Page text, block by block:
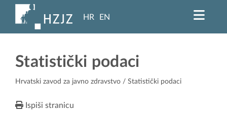
HR EN
Statistički podaci
Hrvatski zavod za javno zdravstvo / Statistički podaci
Ispiši stranicu